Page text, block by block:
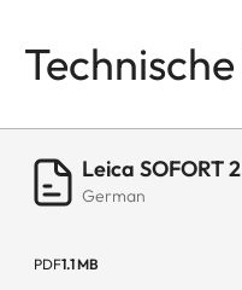
Leica SOFORT
German
PDF1.1 MB